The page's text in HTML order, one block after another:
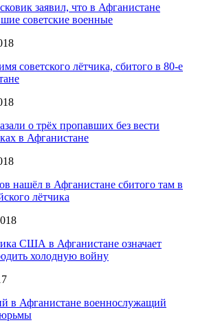
заявил, что в Афганистане
советские военные
советского лётчика, сбитого в 80-е
о трёх пропавших без вести
в Афганистане
нашёл в Афганистане сбитого там в
лётчика
США в Афганистане означает
холодную войну
в Афганистане военнослужащий